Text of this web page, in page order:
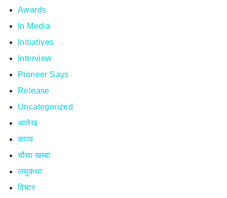
Awards
In Media
Initiatives
Interview
Pioneer Says
Release
Uncategorized
आलेख
काव्य
चौथा खम्बा
लघुकथा
विचार